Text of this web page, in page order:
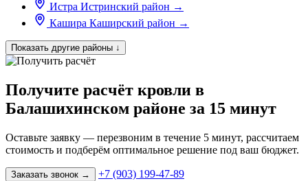
Истра Истринский район →
Кашира Каширский район →
Показать другие районы ↓
Получите расчёт кровли в
Балашихинском районе за 15 минут
Оставьте заявку — перезвоним в течение 5 минут, рассчитаем
стоимость и подберём оптимальное решение под ваш бюджет.
Заказать звонок →
+7 (903) 199-47-89